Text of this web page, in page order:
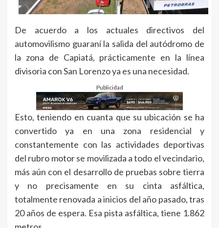
De acuerdo a los actuales directivos del
automovilismo guaraní la salida del autódromo de
la zona de Capiatá, prácticamente en la línea
divisoria con San Lorenzo ya es una necesidad.
Publicidad
Esto, teniendo en cuanta que su ubicación se ha
convertido ya en una zona residencial y
constantemente con las actividades deportivas
del rubro motor se movilizada a todo el vecindario,
más aún con el desarrollo de pruebas sobre tierra
y no precisamente en su cinta asfáltica,
totalmente renovada a inicios del año pasado, tras
20 años de espera. Esa pista asfáltica, tiene 1.862